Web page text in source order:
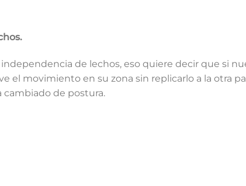
de lechos, eso quiere decir que si
el movimiento en su zona sin replicarlo a la otra
cambiado de postura.